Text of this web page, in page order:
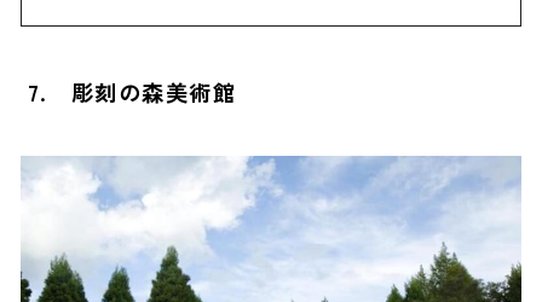
7. 彫刻の森美術館